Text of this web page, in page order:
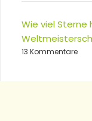
Wie viel Sterne
13 Kommentare